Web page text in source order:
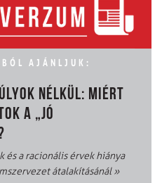
AJÁNLJUK:
NÉLKÜL: MIÉRT
A „JÓ
és a racionális érvek hiánya
átalakításánál»